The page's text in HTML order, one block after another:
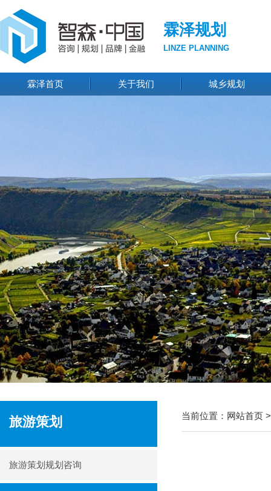
霖泽规划
LINZE PLANNING
霖泽首页 关于我们 城乡规划
旅游策划
旅游策划规划咨询
当前位置： 网站首页